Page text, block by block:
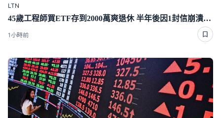
LTN
45歲工程師買ETF存到2000萬爽退休 半年後因1封信崩潰重回職場
1小時前